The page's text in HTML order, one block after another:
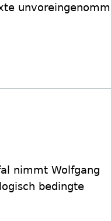
nimmt Wolfgang
bedingte